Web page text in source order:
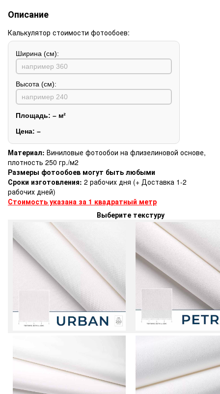
Описание
Калькулятор стоимости фотообоев:
Ширина (см):
Высота (см):
Площадь: – м²
Цена: –
Материал: Виниловые фотообои на флизелиновой основе,
плотность 250 гр./м2
Размеры фотообоев могут быть любыми
Сроки изготовления: 2 рабочих дня (+ Доставка 1-2
рабочих дней)
Стоимость указана за 1 квадратный метр
Выберите текстуру